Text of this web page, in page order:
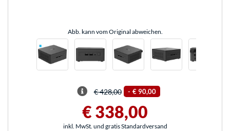
Abb. kann vom Original abweichen.
€ 428,00 - € 90,00
€ 338,00
inkl. MwSt. und gratis Standardversand